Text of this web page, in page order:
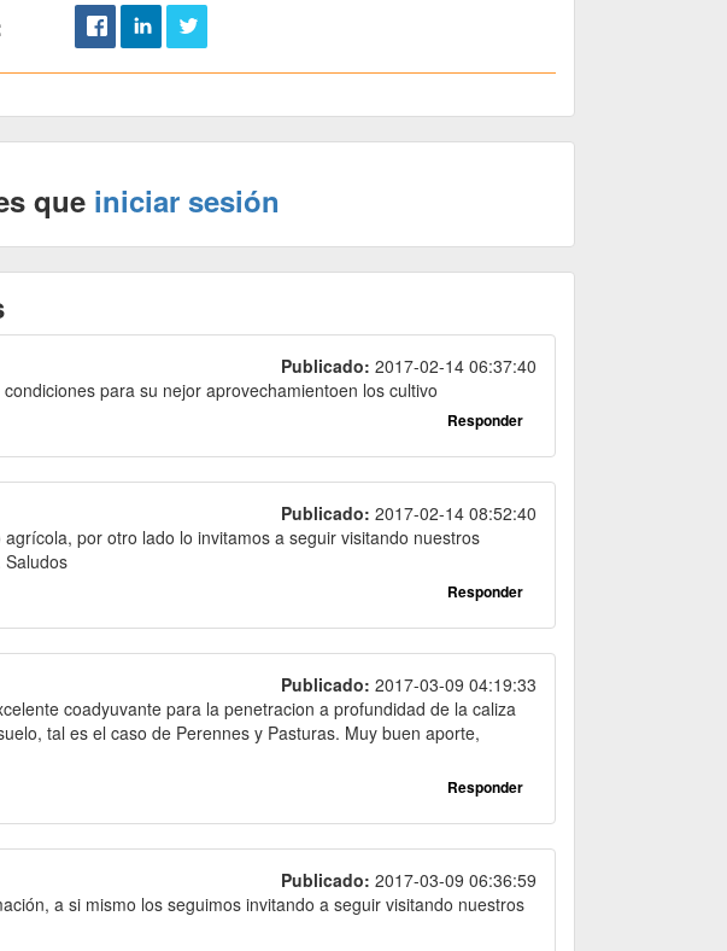
que iniciar sesión
Publicado: 2017-02-14 06:37:40
para su nejor aprovechamientoen los cultivo
Responder
Publicado: 2017-02-14 08:52:40
por otro lado lo invitamos a seguir visitando nuestros
Responder
Publicado: 2017-03-09 04:19:33
coadyuvante para la penetracion a profundidad de la caliza
tal es el caso de Perennes y Pasturas. Muy buen aporte,
Responder
Publicado: 2017-03-09 06:36:59
a si mismo los seguimos invitando a seguir visitando nuestros